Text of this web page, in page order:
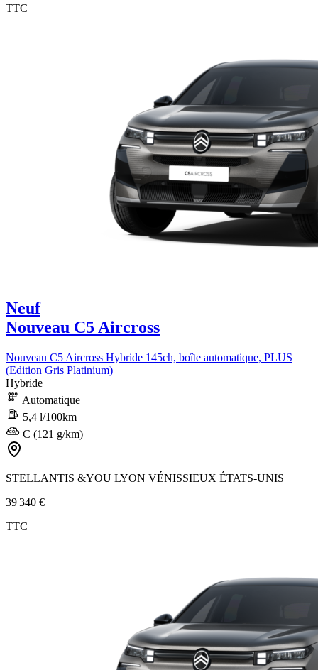
TTC
Neuf
Nouveau C5 Aircross
Nouveau C5 Aircross Hybride 145ch, boîte automatique, PLUS
(Edition Gris Platinium)
Hybride
Automatique
5,4 l/100km
C (121 g/km)
STELLANTIS &YOU LYON VÉNISSIEUX ÉTATS-UNIS
39 340 €
TTC